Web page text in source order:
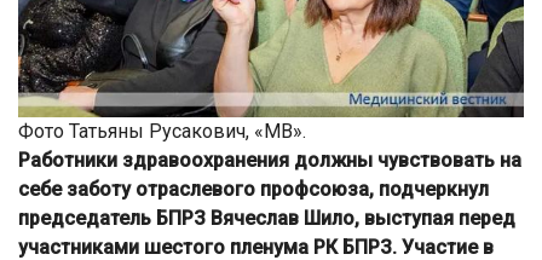
Фото Татьяны Русакович, «МВ».
Работники здравоохранения должны чувствовать на
себе заботу отраслевого профсоюза, подчеркнул
председатель БПРЗ Вячеслав Шило, выступая перед
участниками шестого пленума РК БПРЗ. Участие в